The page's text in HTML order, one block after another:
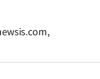
,